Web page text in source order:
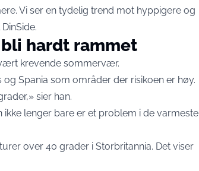
Vi ser en tydelig trend mot hyppigere og
DinSide.
hardt rammet
krevende sommervær.
Spania som områder der risikoen er høy.
sier han.
lenger bare er et problem i de varmeste
over 40 grader i Storbritannia. Det viser